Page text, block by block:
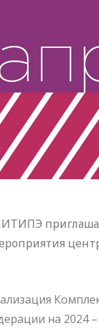
на 2024